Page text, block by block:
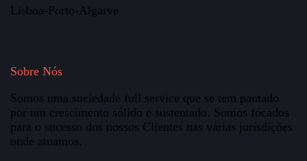
Lisboa-Porto-Algarve
Sobre Nós
Somos uma sociedade full service que se tem pautado
por um crescimento sólido e sustentado. Somos focados
para o sucesso dos nossos Clientes nas várias jurisdições
onde atuamos.